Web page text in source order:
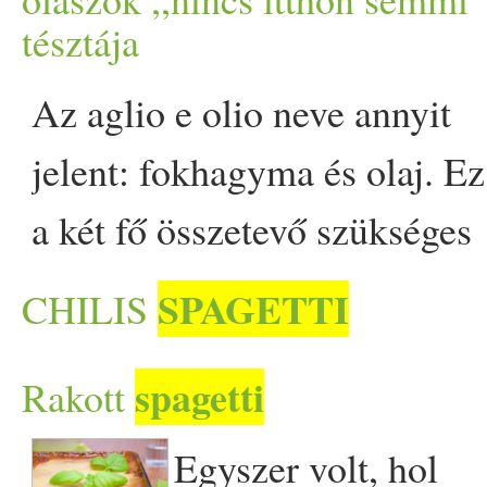
Gergely főpolgármester
eredmény még őt is
megmondani,… The post
Budapest a
Prove.hu.
tésztája
Az aglio e olio neve annyit
jelent: fokhagyma és olaj. Ez
a két fő összetevő szükséges
ugyanis az egyik
legegyszerűbb, de egyben
legnagyszerűbb olasz
tésztaételhez. Ez az étel
CHILIS SPAGETTI
Rakott spagetti
Egyszer volt, hol